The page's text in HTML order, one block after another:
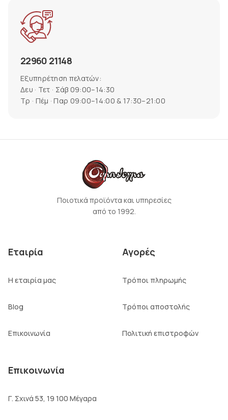
22960 21148
Εξυπηρέτηση πελατών:
Δευ · Τετ · Σάβ 09:00–14:30
Τρ · Πέμ · Παρ 09:00–14:00 & 17:30–21:00
Ποιοτικά προϊόντα και υπηρεσίες
από το 1992.
Εταιρία
Η εταιρία μας
Blog
Επικοινωνία
Αγορές
Τρόποι πληρωμής
Τρόποι αποστολής
Πολιτική επιστροφών
Επικοινωνία
Γ. Σχινά 53, 19 100 Μέγαρα